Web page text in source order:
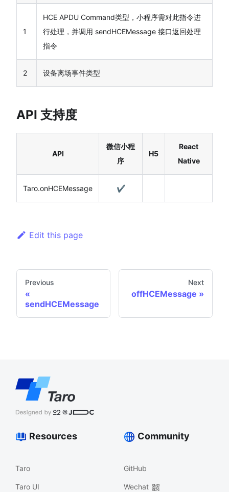
1
HCE APDU Command类型，小程序需对此指令进
行处理，并调用 sendHCEMessage 接口返回处理
指令
2 设备离场事件类型
API 支持度
API
微信小程
序
H5
React
Native
Taro.onHCEMessage ✔️
Edit this page
Previous
sendHCEMessage
Next
offHCEMessage
Resources
Taro
Taro UI
Community
GitHub
Wechat